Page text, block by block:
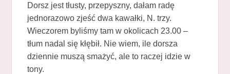
Dorsz jest tłusty, przepyszny, dałam radę
jednorazowo zjeść dwa kawałki, N. trzy.
Wieczorem byliśmy tam w okolicach 23.00 –
tłum nadal się kłębił. Nie wiem, ile dorsza
dziennie muszą smażyć, ale to raczej idzie w
tony.